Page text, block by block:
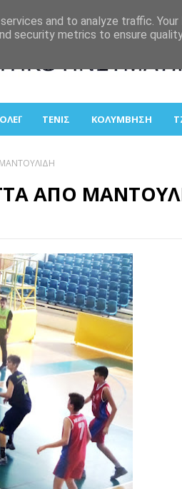
ΤΕΝΙΣ ΚΟΛΥΜΒΗΣΗ
ΑΠΟ
and to analyze traffic.
security metrics to ensure